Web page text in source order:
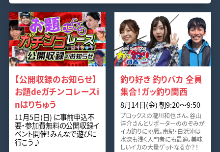
【公開収録のお知らせ】
お題deガチンコレースi
nはりちゅう
11月5日(日) に事前申込不
要・参加費無料の公開収録イ
ベント開催！みんなで遊びに
行こう♪
釣り好き 釣りバカ 全員
集合！ガッ釣り関西
8月14日(金) 朝9:20～9:50
プロックスの瀧川和也さん、谷山
洋介さんとリポーターののぞみが
イカ釣りに挑戦。南紀・白浜沖は
水深も浅く入門者にも最適。美味
しいイカの大量ゲットなるか？！